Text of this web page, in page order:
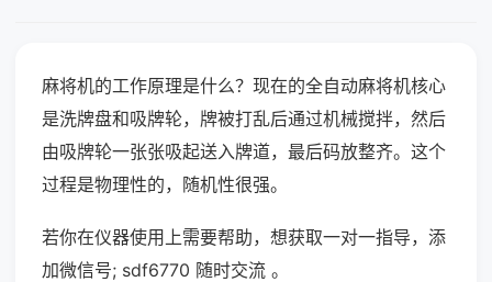
麻将机的工作原理是什么？现在的全自动麻将机核心
是洗牌盘和吸牌轮，牌被打乱后通过机械搅拌，然后
由吸牌轮一张张吸起送入牌道，最后码放整齐。这个
过程是物理性的，随机性很强。
若你在仪器使用上需要帮助，想获取一对一指导，添
加微信号; sdf6770 随时交流 。